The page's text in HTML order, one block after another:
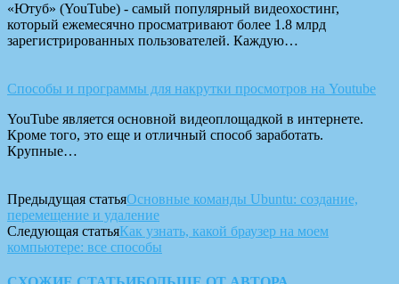
«Ютуб» (YouTube) - самый популярный видеохостинг,
который ежемесячно просматривают более 1.8 млрд
зарегистрированных пользователей. Каждую…
Способы и программы для накрутки просмотров на Youtube
YouTube является основной видеоплощадкой в интернете.
Кроме того, это еще и отличный способ заработать.
Крупные…
Предыдущая статьяОсновные команды Ubuntu: создание,
перемещение и удаление
Следующая статьяКак узнать, какой браузер на моем
компьютере: все способы